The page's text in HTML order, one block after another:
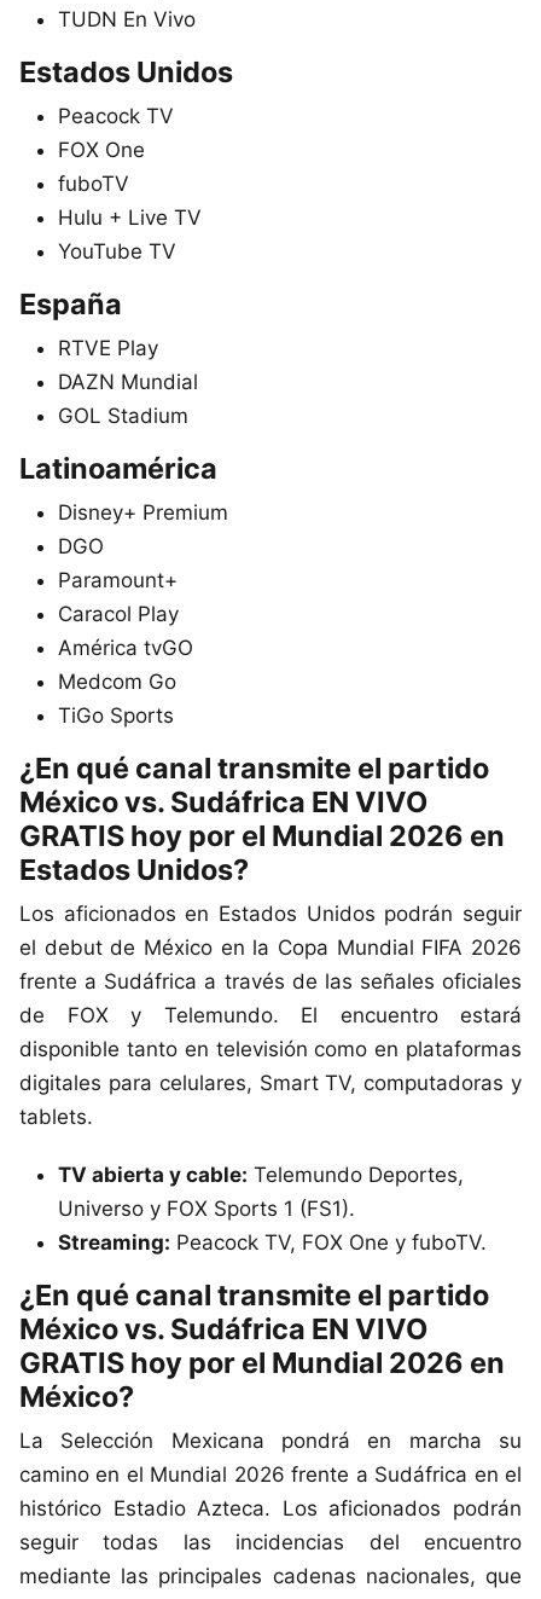
Este sitio utiliza cookies para mejorar la
experiencia del usuario. Al continuar usando
nuestro sitio web, usted acepta el uso de todas
las cookies de acuerdo con nuestra Política de
Cookies. Leer más
Aceptar
TUDN En Vivo
Estados Unidos
Peacock TV
FOX One
fuboTV
Hulu + Live TV
YouTube TV
España
RTVE Play
DAZN Mundial
GOL Stadium
Latinoamérica
Disney+ Premium
DGO
Paramount+
Caracol Play
América tvGO
Medcom Go
TiGo Sports
¿En qué canal transmite el partido
México vs. Sudáfrica EN VIVO
GRATIS hoy por el Mundial 2026 en
Estados Unidos?
Los aficionados en Estados Unidos podrán seguir
el debut de México en la Copa Mundial FIFA 2026
frente a Sudáfrica a través de las señales oficiales
de FOX y Telemundo. El encuentro estará
disponible tanto en televisión como en plataformas
digitales para celulares, Smart TV, computadoras y
tablets.
TV abierta y cable: Telemundo Deportes,
Universo y FOX Sports 1 (FS1).
Streaming: Peacock TV, FOX One y fuboTV.
¿En qué canal transmite el partido
México vs. Sudáfrica EN VIVO
GRATIS hoy por el Mundial 2026 en
México?
La Selección Mexicana pondrá en marcha su
camino en el Mundial 2026 frente a Sudáfrica en el
histórico Estadio Azteca. Los aficionados podrán
seguir todas las incidencias del encuentro
mediante las principales cadenas nacionales, que